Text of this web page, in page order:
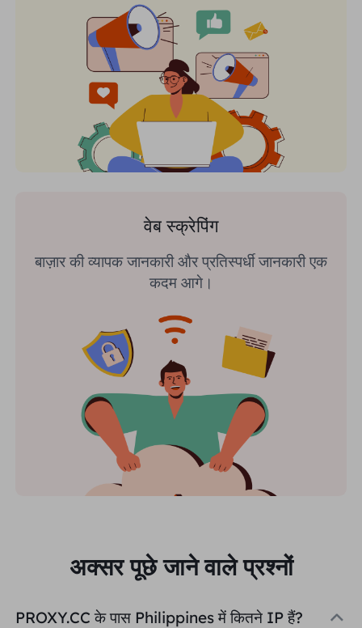
वेब स्क्रेपिंग
बाज़ार की व्यापक जानकारी और प्रतिस्पर्धी जानकारी एक
कदम आगे।
अक्सर पूछे जाने वाले प्रश्नों
PROXY.CC के पास Philippines में कितने IP हैं?